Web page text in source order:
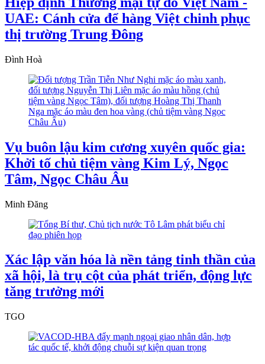
UAE: Cánh cửa để hàng Việt chinh phục
thị trường Trung Đông
Đình Hoà
Vụ buôn lậu kim cương xuyên quốc gia:
Khởi tố chủ tiệm vàng Kim Lý, Ngọc
Tâm, Ngọc Châu Âu
Minh Đăng
Xác lập văn hóa là nền tảng tinh thần của
xã hội, là trụ cột của phát triển, động lực
tăng trưởng mới
TGO